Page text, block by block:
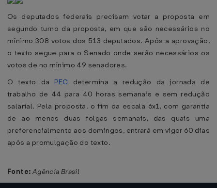
Os deputados federais precisam votar a proposta em
segundo turno da proposta, em que são necessários no
mínimo 308 votos dos 513 deputados. Após a aprovação,
o texto segue para o Senado onde serão necessários os
votos de no mínimo 49 senadores.
O texto da PEC determina a redução da jornada de
trabalho de 44 para 40 horas semanais e sem redução
salarial. Pela proposta, o fim da escala 6x1, com garantia
de ao menos duas folgas semanais, das quais uma
preferencialmente aos domingos, entrará em vigor 60 dias
após a promulgação do texto.
Fonte: Agência Brasil